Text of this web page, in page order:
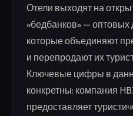
Отели выходят на
«бедбанков» — оптовых
которые объединяют
и перепродают их
Ключевые цифры в
конкретны: компания
предоставляет